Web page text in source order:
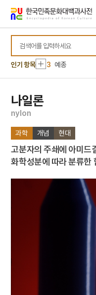
바로가기
바로가기
인기 항목
10 세조
1 금성대군
2 세월호 참사
3 예종
4 응양군
8 대진대학교
9 성종
10
세조
세월호 참사
나일론
nylon
과학 개념 현대
고분자의 주쇄에 아미드
화학성분에 따라 분류한